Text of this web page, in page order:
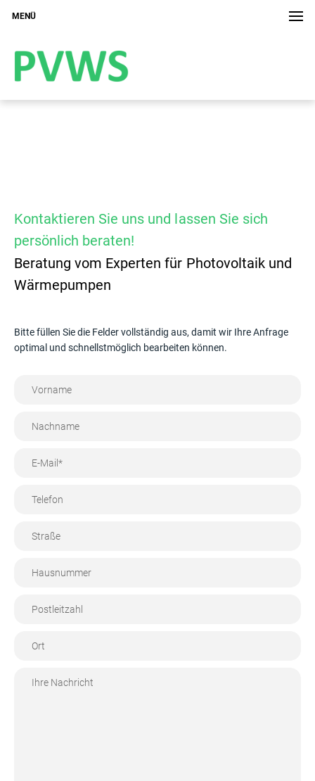
MENÜ
Kontaktieren Sie uns und lassen Sie sich
persönlich beraten!
Beratung vom Experten für Photovoltaik und
Wärmepumpen
Bitte füllen Sie die Felder vollständig aus, damit wir Ihre Anfrage
optimal und schnellstmöglich bearbeiten können.